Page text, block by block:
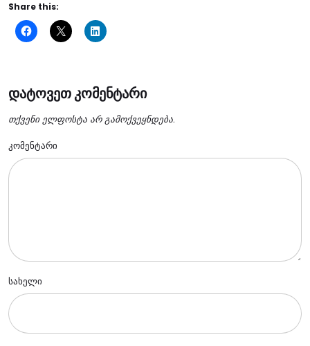
Share this:
დატოვეთ კომენტარი
თქვენი ელფოსტა არ გამოქვეყნდება.
კომენტარი
სახელი